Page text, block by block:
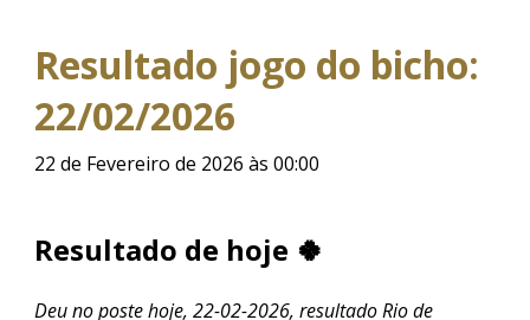
Resultado jogo do bicho:
22/02/2026
22 de Fevereiro de 2026 às 00:00
Resultado de hoje 🍀
Deu no poste hoje, 22-02-2026, resultado Rio de